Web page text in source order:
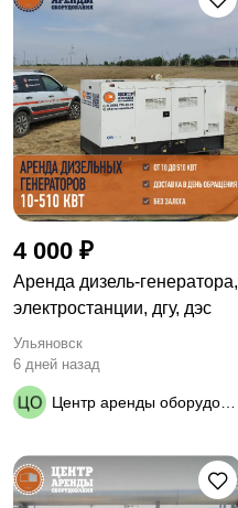
4 000 ₽
Apeндa дизель-генератора,
элeктрoстанции, дгу, дэc
Ульяновск
6 дней назад